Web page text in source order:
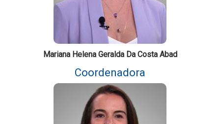
Mariana Helena Geralda Da Costa Abad
Coordenadora